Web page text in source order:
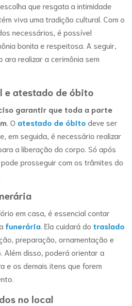
que resgata a intimidade
viva uma tradição cultural. Com o
necessários, é possível
bonita e respeitosa. A seguir,
ara realizar a cerimônia sem
e atestado de óbito
garantir que toda a parte
. O atestado de óbito deve ser
em seguida, é necessário realizar
a liberação do corpo. Só após
prosseguir com os trâmites do
em casa, é essencial contar
funerária. Ela cuidará do traslado
preparação, ornamentação e
Além disso, poderá orientar a
e os demais itens que forem
no local